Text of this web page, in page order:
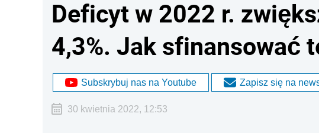
Deficyt w 2022 r.
4,3%. Jak sfinansować
Subskrybuj nas na Youtube Zapisz się na
30 kwietnia 2022, 12:53